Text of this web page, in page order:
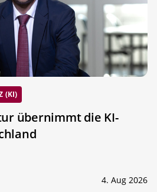
(KI)
übernimmt die KI-
4. Aug 2026